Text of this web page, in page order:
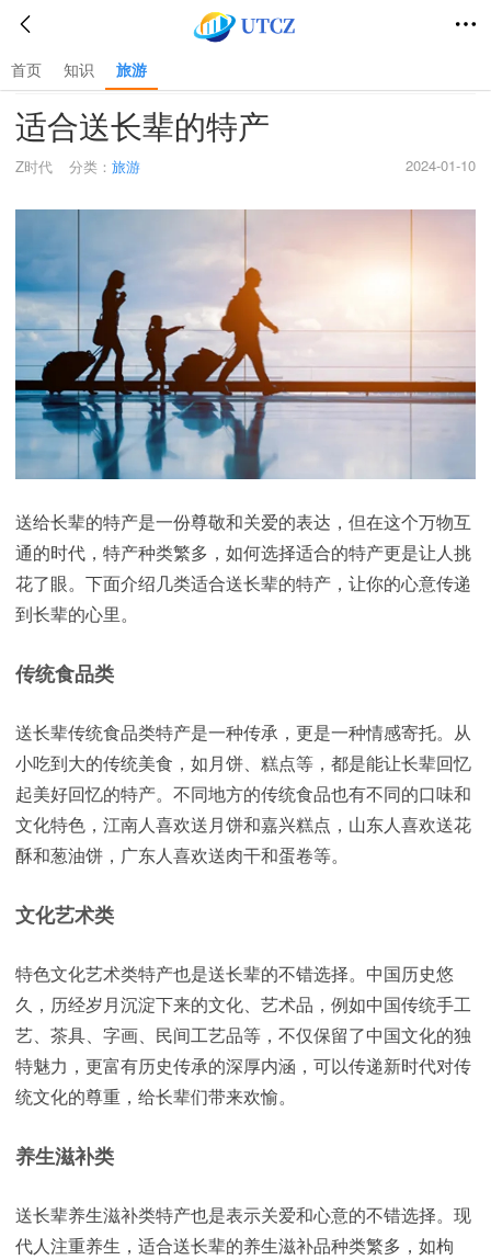
首页 知识 旅游
首页 旅游
适合送长辈的特产
Z时代 2024-01-10
分类： 旅游
送给长辈的特产是一份尊敬和关爱的表达，但在这个万物互
通的时代，特产种类繁多，如何选择适合的特产更是让人挑
花了眼。下面介绍几类适合送长辈的特产，让你的心意传递
到长辈的心里。
传统食品类
送长辈传统食品类特产是一种传承，更是一种情感寄托。从
小吃到大的传统美食，如月饼、糕点等，都是能让长辈回忆
起美好回忆的特产。不同地方的传统食品也有不同的口味和
文化特色，江南人喜欢送月饼和嘉兴糕点，山东人喜欢送花
酥和葱油饼，广东人喜欢送肉干和蛋卷等。
文化艺术类
特色文化艺术类特产也是送长辈的不错选择。中国历史悠
久，历经岁月沉淀下来的文化、艺术品，例如中国传统手工
艺、茶具、字画、民间工艺品等，不仅保留了中国文化的独
特魅力，更富有历史传承的深厚内涵，可以传递新时代对传
统文化的尊重，给长辈们带来欢愉。
养生滋补类
送长辈养生滋补类特产也是表示关爱和心意的不错选择。现
代人注重养生，适合送长辈的养生滋补品种类繁多，如枸